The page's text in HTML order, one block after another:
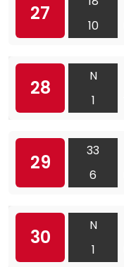
27
10
28
N
1
29
33
6
30
N
1